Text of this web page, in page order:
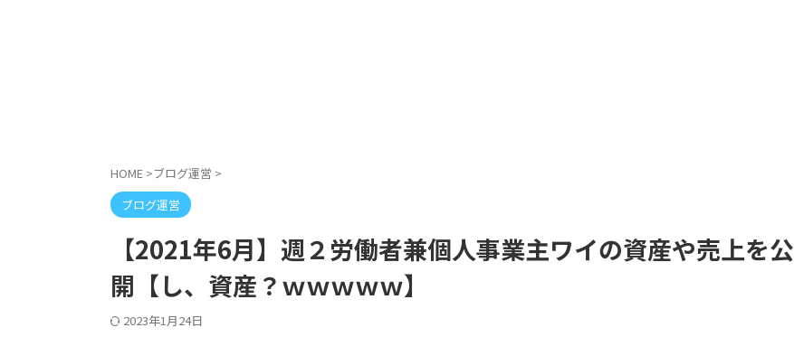
HOME >ブログ運営 >
ブログ運営
【2021年6月】週２労働者兼個人事業主ワイの資産や売上を公
開【し、資産？ｗｗｗｗｗ】
2023年1月24日